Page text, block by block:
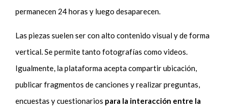
permanecen 24 horas y luego desaparecen.
Las piezas suelen ser con alto contenido visual y de forma
vertical. Se permite tanto fotografías como videos.
Igualmente, la plataforma acepta compartir ubicación,
publicar fragmentos de canciones y realizar preguntas,
encuestas y cuestionarios para la interacción entre la